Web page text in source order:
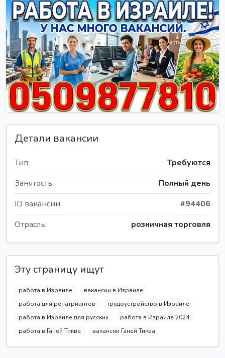
Детали вакансии
Тип:
Требуются
Занятость:
Полный день
ID вакансии:
#94406
Отрасль:
розничная торговля
Эту страницу ищут
работа в Израиле
вакансии в Израиле
работа для репатриантов
трудоустройство в Израиле
работа в Израиле для русских
работа в Израиле 2024
работа в Ганей Тиква
вакансии Ганей Тиква